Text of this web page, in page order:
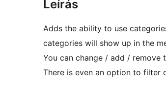
Leírás
Adds the ability to use
categories will show up in the
You can change / add /
There is even an option to filter